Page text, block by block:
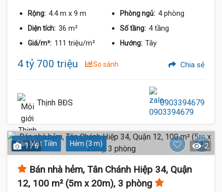
Rộng: 4.4 m x 9 m Phòng ngủ: 4 phòng
Diện tích: 36 m² Số tầng: 4 tầng
Giá/m²: 111 triệu/m² Hướng: Tây
4 tỷ 700 triệu So sánh Chia sẻ
Thịnh BĐS 0903394679
Gần Mặt Tiền Hẻm (3 m)
1 / 6 2
Bán nhà hẻm, Tân Chánh Hiệp 34, Quận
12, 100 m² (5m x 20m), 3 phòng